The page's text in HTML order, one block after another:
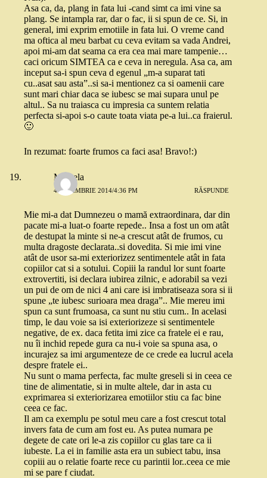
Asa ca, da, plang in fata lui -cand simt ca imi vine sa
plang. Se intampla rar, dar o fac, ii si spun de ce. Si, in
general, imi exprim emotiile in fata lui. O vreme cand
ma oftica al meu barbat cu ceva evitam sa vada Andrei,
apoi mi-am dat seama ca era cea mai mare tampenie…
caci oricum SIMTEA ca e ceva in neregula. Asa ca, am
inceput sa-i spun ceva d egenul „m-a suparat tati
cu..asat sau asta”..si sa-i mentionez ca si oamenii care
sunt mari chiar daca se iubesc se mai supara unul pe
altul.. Sa nu traiasca cu impresia ca suntem relatia
perfecta si-apoi s-o caute toata viata pe-a lui..ca fraierul.
🙂
In rezumat: foarte frumos ca faci asa! Bravo!:)
Mihaela
4 NOIEMBRIE 2014/4:36 PM RĂSPUNDE
Mie mi-a dat Dumnezeu o mamă extraordinara, dar din
pacate mi-a luat-o foarte repede.. Insa a fost un om atât
de destupat la minte si ne-a crescut atât de frumos, cu
multa dragoste declarata..si dovedita. Si mie imi vine
atât de usor sa-mi exteriorizez sentimentele atât in fata
copiilor cat si a sotului. Copiii la randul lor sunt foarte
extrovertiti, isi declara iubirea zilnic, e adorabil sa vezi
un pui de om de nici 4 ani care isi imbratiseaza sora si ii
spune „te iubesc surioara mea draga”.. Mie mereu imi
spun ca sunt frumoasa, ca sunt nu stiu cum.. In acelasi
timp, le dau voie sa isi exteriorizeze si sentimentele
negative, de ex. daca fetita imi zice ca fratele ei e rau,
nu îi inchid repede gura ca nu-i voie sa spuna asa, o
incurajez sa imi argumenteze de ce crede ea lucrul acela
despre fratele ei..
Nu sunt o mama perfecta, fac multe greseli si in ceea ce
tine de alimentatie, si in multe altele, dar in asta cu
exprimarea si exteriorizarea emotiilor stiu ca fac bine
ceea ce fac.
Il am ca exemplu pe sotul meu care a fost crescut total
invers fata de cum am fost eu. As putea numara pe
degete de cate ori le-a zis copiilor cu glas tare ca ii
iubeste. La ei in familie asta era un subiect tabu, insa
copiii au o relatie foarte rece cu parintii lor..ceea ce mie
mi se pare f ciudat.